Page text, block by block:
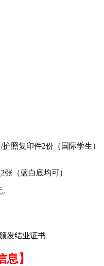
照复印件2份（国际学生）
张（蓝白底均可）
发结业证书
息】